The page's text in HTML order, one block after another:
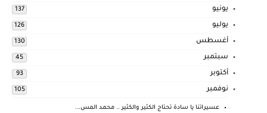
يونيو 137
يوليو 126
أغسطس 130
سبتمبر 45
أكتوبر 93
نوفمبر 105
عسيراتنا يا سادة تحتاج الكثير والكثير .. محمد المس...